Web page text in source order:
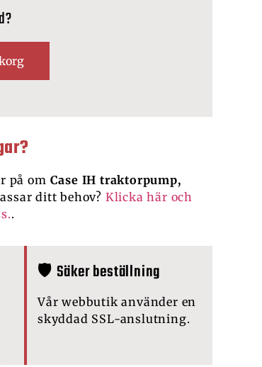
på om Case IH traktorpump,
ditt behov? Klicka här och
.
🛡️ Säker beställning
Vår webbutik använder en
skyddad SSL-anslutning.